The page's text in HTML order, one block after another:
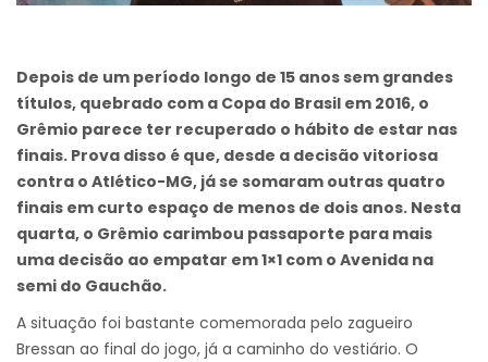
Depois de um período longo de 15 anos sem grandes
títulos, quebrado com a Copa do Brasil em 2016, o
Grêmio parece ter recuperado o hábito de estar nas
finais. Prova disso é que, desde a decisão vitoriosa
contra o Atlético-MG, já se somaram outras quatro
finais em curto espaço de menos de dois anos. Nesta
quarta, o Grêmio carimbou passaporte para mais
uma decisão ao empatar em 1×1 com o Avenida na
semi do Gauchão.
A situação foi bastante comemorada pelo zagueiro
Bressan ao final do jogo, já a caminho do vestiário. O